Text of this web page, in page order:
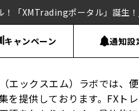
！「XMTradingポータル」誕生！
キャンペーン 通知設
エックスエム）ラボでは、
を提供しております。FXト